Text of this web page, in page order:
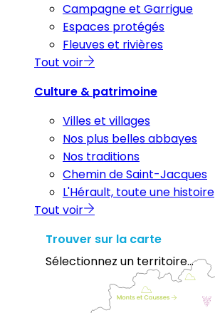
Campagne et Garrigue
Espaces protégés
Fleuves et rivières
Tout voir
Culture & patrimoine
Villes et villages
Nos plus belles abbayes
Nos traditions
Chemin de Saint-Jacques
L'Hérault, toute une histoire
Tout voir
Trouver sur la carte
Sélectionnez un territoire...